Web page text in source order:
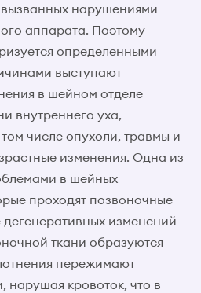
нарушениями
аппарата. Поэтому
определенными
выступают
в шейном отделе
внутреннего уха,
числе опухоли, травмы и
изменения. Одна из
в шейных
проходят позвоночные
дегенеративных изменений
ткани образуются
пережимают
нарушая кровоток, что в